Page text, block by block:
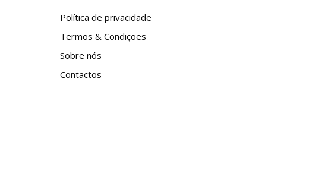
Política de privacidade
Termos & Condições
Sobre nós
Contactos